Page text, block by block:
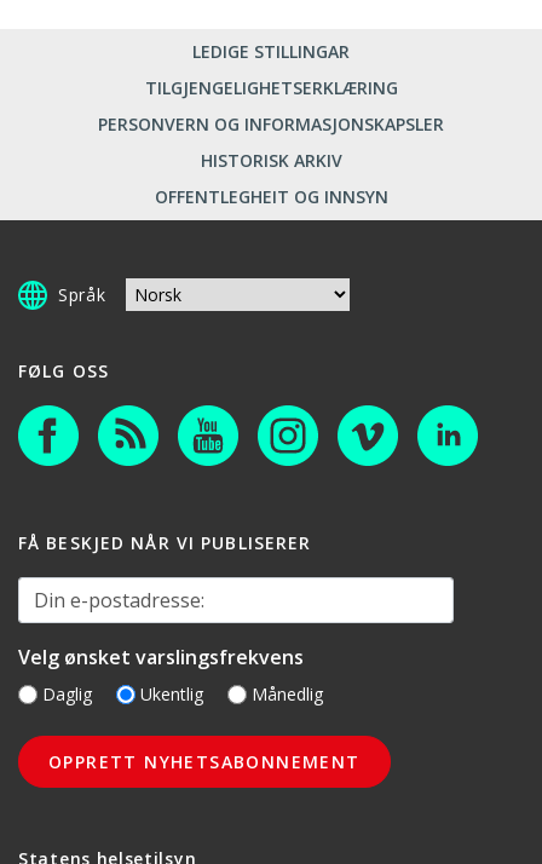
LEDIGE STILLINGAR
TILGJENGELIGHETSERKLÆRING
PERSONVERN OG INFORMASJONSKAPSLER
HISTORISK ARKIV
OFFENTLEGHEIT OG INNSYN
Språk
Statens helsetilsyn
FØLG OSS
FÅ BESKJED NÅR VI PUBLISERER
Din e-postadresse:
Velg ønsket varslingsfrekvens
Daglig Ukentlig Månedlig